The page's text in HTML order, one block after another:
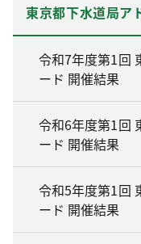
東京都下水道局ア
令和7年度第1回
ード 開催結果
令和6年度第1回
ード 開催結果
令和5年度第1回
ード 開催結果